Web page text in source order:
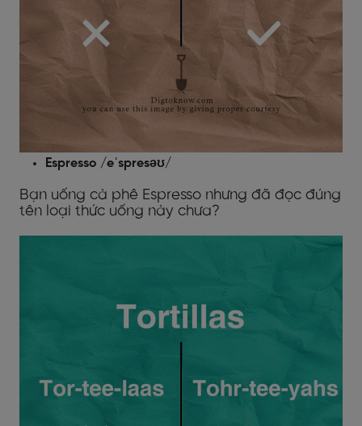
Espresso /eˈspresəʊ/
Bạn uống cà phê Espresso nhưng đã đọc đúng
tên loại thức uống này chưa?